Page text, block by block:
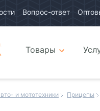
Вопрос-ответ
интернетТовары
и мототехники Прицепы